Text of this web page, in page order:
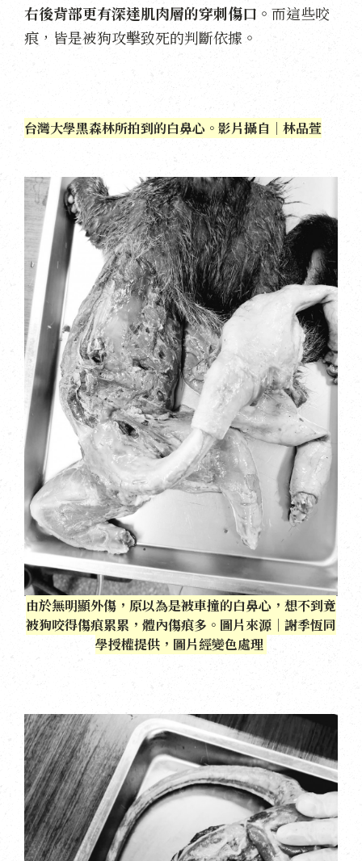
右後背部更有深達肌肉層的穿刺傷口。 而這些咬
痕，皆是被狗攻擊致死的判斷依據。
台灣大學黑森林所拍到的白鼻心。影片攝自｜林品萱
由於無明顯外傷，原以為是被車撞的白鼻心，想不到竟
被狗咬得傷痕累累，體內傷痕多。圖片來源｜謝季恆同
學授權提供，圖片經變色處理